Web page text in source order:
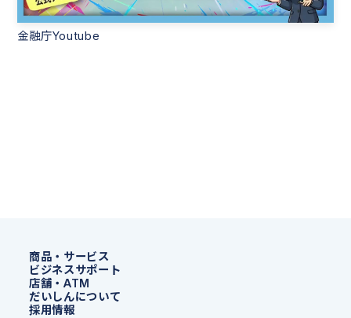
金融庁Youtube
商品・サービス
ビジネスサポート
店舗・ATM
だいしんについて
採用情報